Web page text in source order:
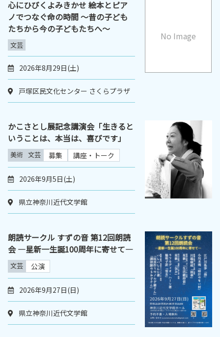
No Image
心にひびくよみきかせ 絵本とピア
ノでつなぐ命の時間 ～昔の子ども
たちから今の子どもたちへ～
文芸
2026年8月29日(土)
戸塚区民文化センター さくらプラザ
かこさとし展記念講演会「生きると
いうことは、本当は、喜びです」
美術 文芸 募集 講座・トーク
2026年9月5日(土)
県立神奈川近代文学館
朗読サークル すずの音 第12回朗読
会 ―星新一生誕100周年に寄せて―
文芸 公演
2026年9月27日(日)
県立神奈川近代文学館